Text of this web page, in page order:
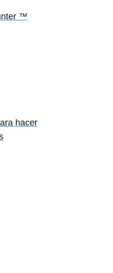
™
hacer